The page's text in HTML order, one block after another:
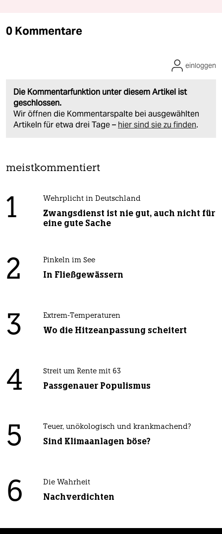
0 Kommentare
Die Kommentarfunktion unter diesem Artikel ist
geschlossen.
Wir öffnen die Kommentarspalte bei ausgewählten
Artikeln für etwa drei Tage – hier sind sie zu finden.
einloggen
meistkommentiert
1 Wehrplicht in Deutschland
Zwangsdienst ist nie gut, auch nicht für
eine gute Sache
2 Pinkeln im See
In Fließgewässern
3 Extrem-Temperaturen
Wo die Hitzeanpassung scheitert
4 Streit um Rente mit 63
Passgenauer Populismus
5 Teuer, unökologisch und krankmachend?
Sind Klimaanlagen böse?
6 Die Wahrheit
Nachverdichten